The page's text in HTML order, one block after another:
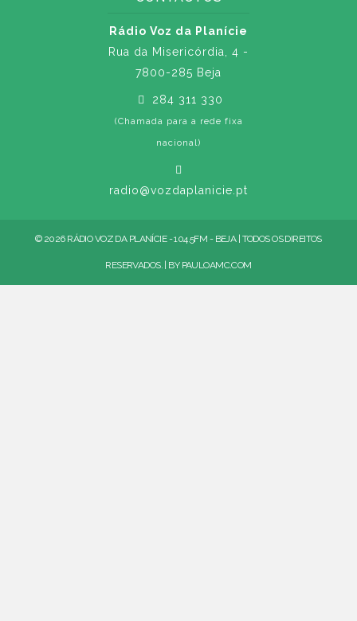
Rádio Voz da Planície
Rua da Misericórdia, 4 -
7800-285 Beja
284 311 330
(Chamada para a rede fixa
nacional)
radio@vozdaplanicie.pt
© 2026 RÁDIO VOZ DA PLANÍCIE - 104.5FM - BEJA | TODOS OS DIREITOS
RESERVADOS. | BY PAULOAMC.COM